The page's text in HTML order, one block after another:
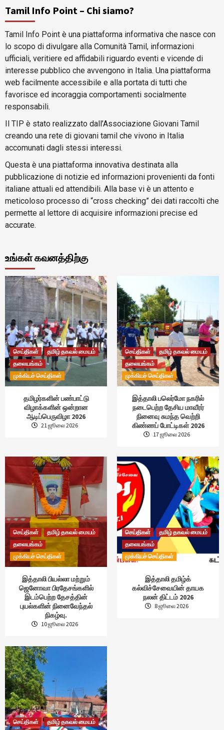
Tamil Info Point – Chi siamo?
Tamil Info Point è una piattaforma informativa che nasce con
lo scopo di divulgare alla Comunità Tamil, informazioni
ufficiali, veritiere ed affidabili riguardo eventi e vicende di
interesse pubblico che avvengono in Italia. Una piattaforma
web facilmente accessibile e alla portata di tutti che
favorisce ed incoraggia comportamenti socialmente
responsabili.
Il TIP è stato realizzato dall’Associazione Giovani Tamil
creando una rete di giovani tamil che vivono in Italia
accomunati dagli stessi interessi.
Questa è una piattaforma innovativa destinata alla
pubblicazione di notizie ed informazioni provenienti da fonti
italiane attuali ed attendibili. Alla base vi è un attento e
meticoloso processo di “cross checking” dei dati raccolti che
permette al lettore di acquisire informazioni precise ed
accurate.
உங்கள் கவனத்திற்கு
செய்திகள்
தமிழ் தகவல் மையம்
தலையங்கம்
முக்கியச் செய்திகள்
தமிழர்களின் பண்பாட்டு
விழாக்களின் ஒன்றான
ஆடிப்பெருவிழா 2026
21 ஜூலை 2026
செய்திகள்
தமிழ் தகவல் மையம்
தலையங்கம்
முக்கியச் செய்திகள்
இத்தாலி பலெர்மோ நகரில்
நடைபெற்ற தேசிய மாவீரர்
நினைவு சுமந்த வெற்றி
கிண்ணப் போட்டிகள் 2026
17 ஜூலை 2026
செய்திகள்
தமிழ் தகவல் மையம்
தலையங்கம்
முக்கியச் செய்திகள்
இத்தாலி பியல்லா மற்றும்
ஜெனோவா பிரதேசங்களில்
இடம்பெற்ற தேசத்தின்
புயல்களின் நினைவேந்தல்
நிகழ்வு.
10 ஜூலை 2026
செய்திகள்
தமிழ் தகவல் மையம்
தலையங்கம்
முக்கியச் செய்திகள்
இத்தாலி தமிழ்க்
கல்விச்சேவையின் தாயக
நலன் திட்டம் 2026
8 ஜூலை 2026
செய்திகள்
தமிழ் தகவல் மையம்